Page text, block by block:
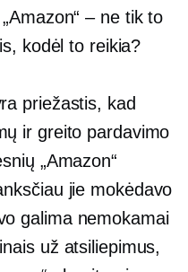
– ne tik to
kodėl to reikia?
priežastis, kad
ir greito pardavimo
„Amazon“
jie mokėdavo
galima nemokamai
už atsiliepimus,